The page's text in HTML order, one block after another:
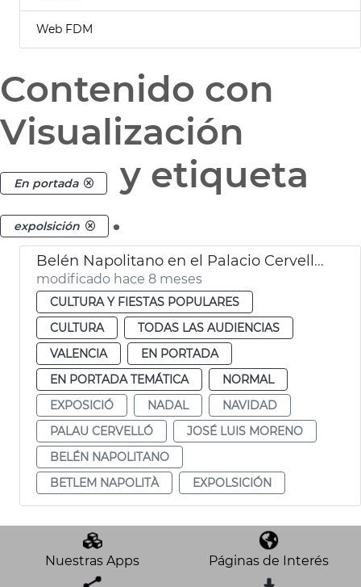
Web FDM
Contenido con
Visualización
En portada y etiqueta
expolsición .
Belén Napolitano en el Palacio Cervelló València
modificado hace 8 meses
CULTURA Y FIESTAS POPULARES
CULTURA
TODAS LAS AUDIENCIAS
VALENCIA
EN PORTADA
EN PORTADA TEMÁTICA
NORMAL
EXPOSICIÓ
NADAL
NAVIDAD
PALAU CERVELLÓ
JOSÉ LUIS MORENO
BELÉN NAPOLITANO
BETLEM NAPOLITÀ
EXPOLSICIÓN
Nuestras Apps Páginas de Interés